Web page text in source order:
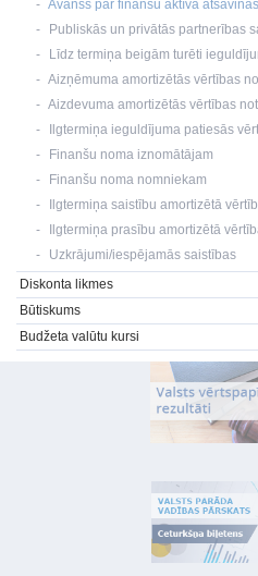
Avanss par finanšu aktīva
Publiskās un privātās partnerības
Līdz termiņa beigām turēti
Aizņēmuma amortizētās vērtības
Aizdevuma amortizētās vērtības
Ilgtermiņa ieguldījuma patiesās
Finanšu noma iznomātājam
Finanšu noma nomniekam
Ilgtermiņa saistību amortizētā
Ilgtermiņa prasību amortizētā
Uzkrājumi/iespējamās saistības
Diskonta likmes
Būtiskums
Budžeta valūtu kursi